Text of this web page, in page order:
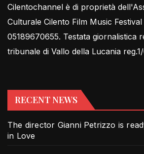
Cilentochannel è di proprietà
Culturale Cilento Film Music Festival
05189670655. Testata giornalistica
tribunale di Vallo della Lucania
RECENT NEWS
The director Gianni Petrizzo is
in Love